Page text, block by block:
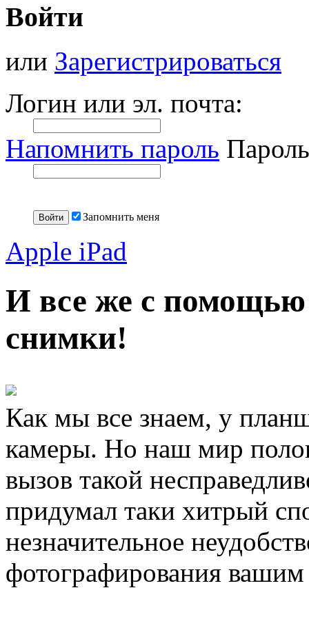
Войти
или Зарегистрироваться
Логин или эл. почта:
Напомнить пароль
Запомнить меня
Apple iPad
И все же с
снимки!
Как мы все знаем, у
камеры. Но наш мир
вызов такой
придумал таки хитрый
незначительное
фотографирования